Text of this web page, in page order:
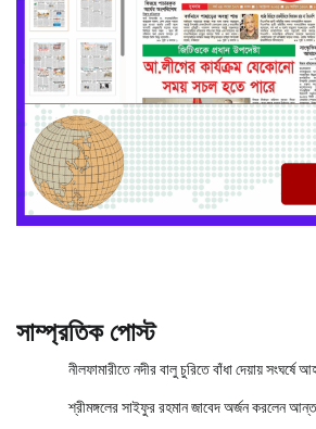
সাম্প্রতিক পোস্ট
নীলফামারীতে নদীর বালু চুরিতে বাঁধা দেয়ায় সংঘর্ষে
শ্রীমঙ্গলের সাইফুর রহমান জাবেদ অর্জন করলেন